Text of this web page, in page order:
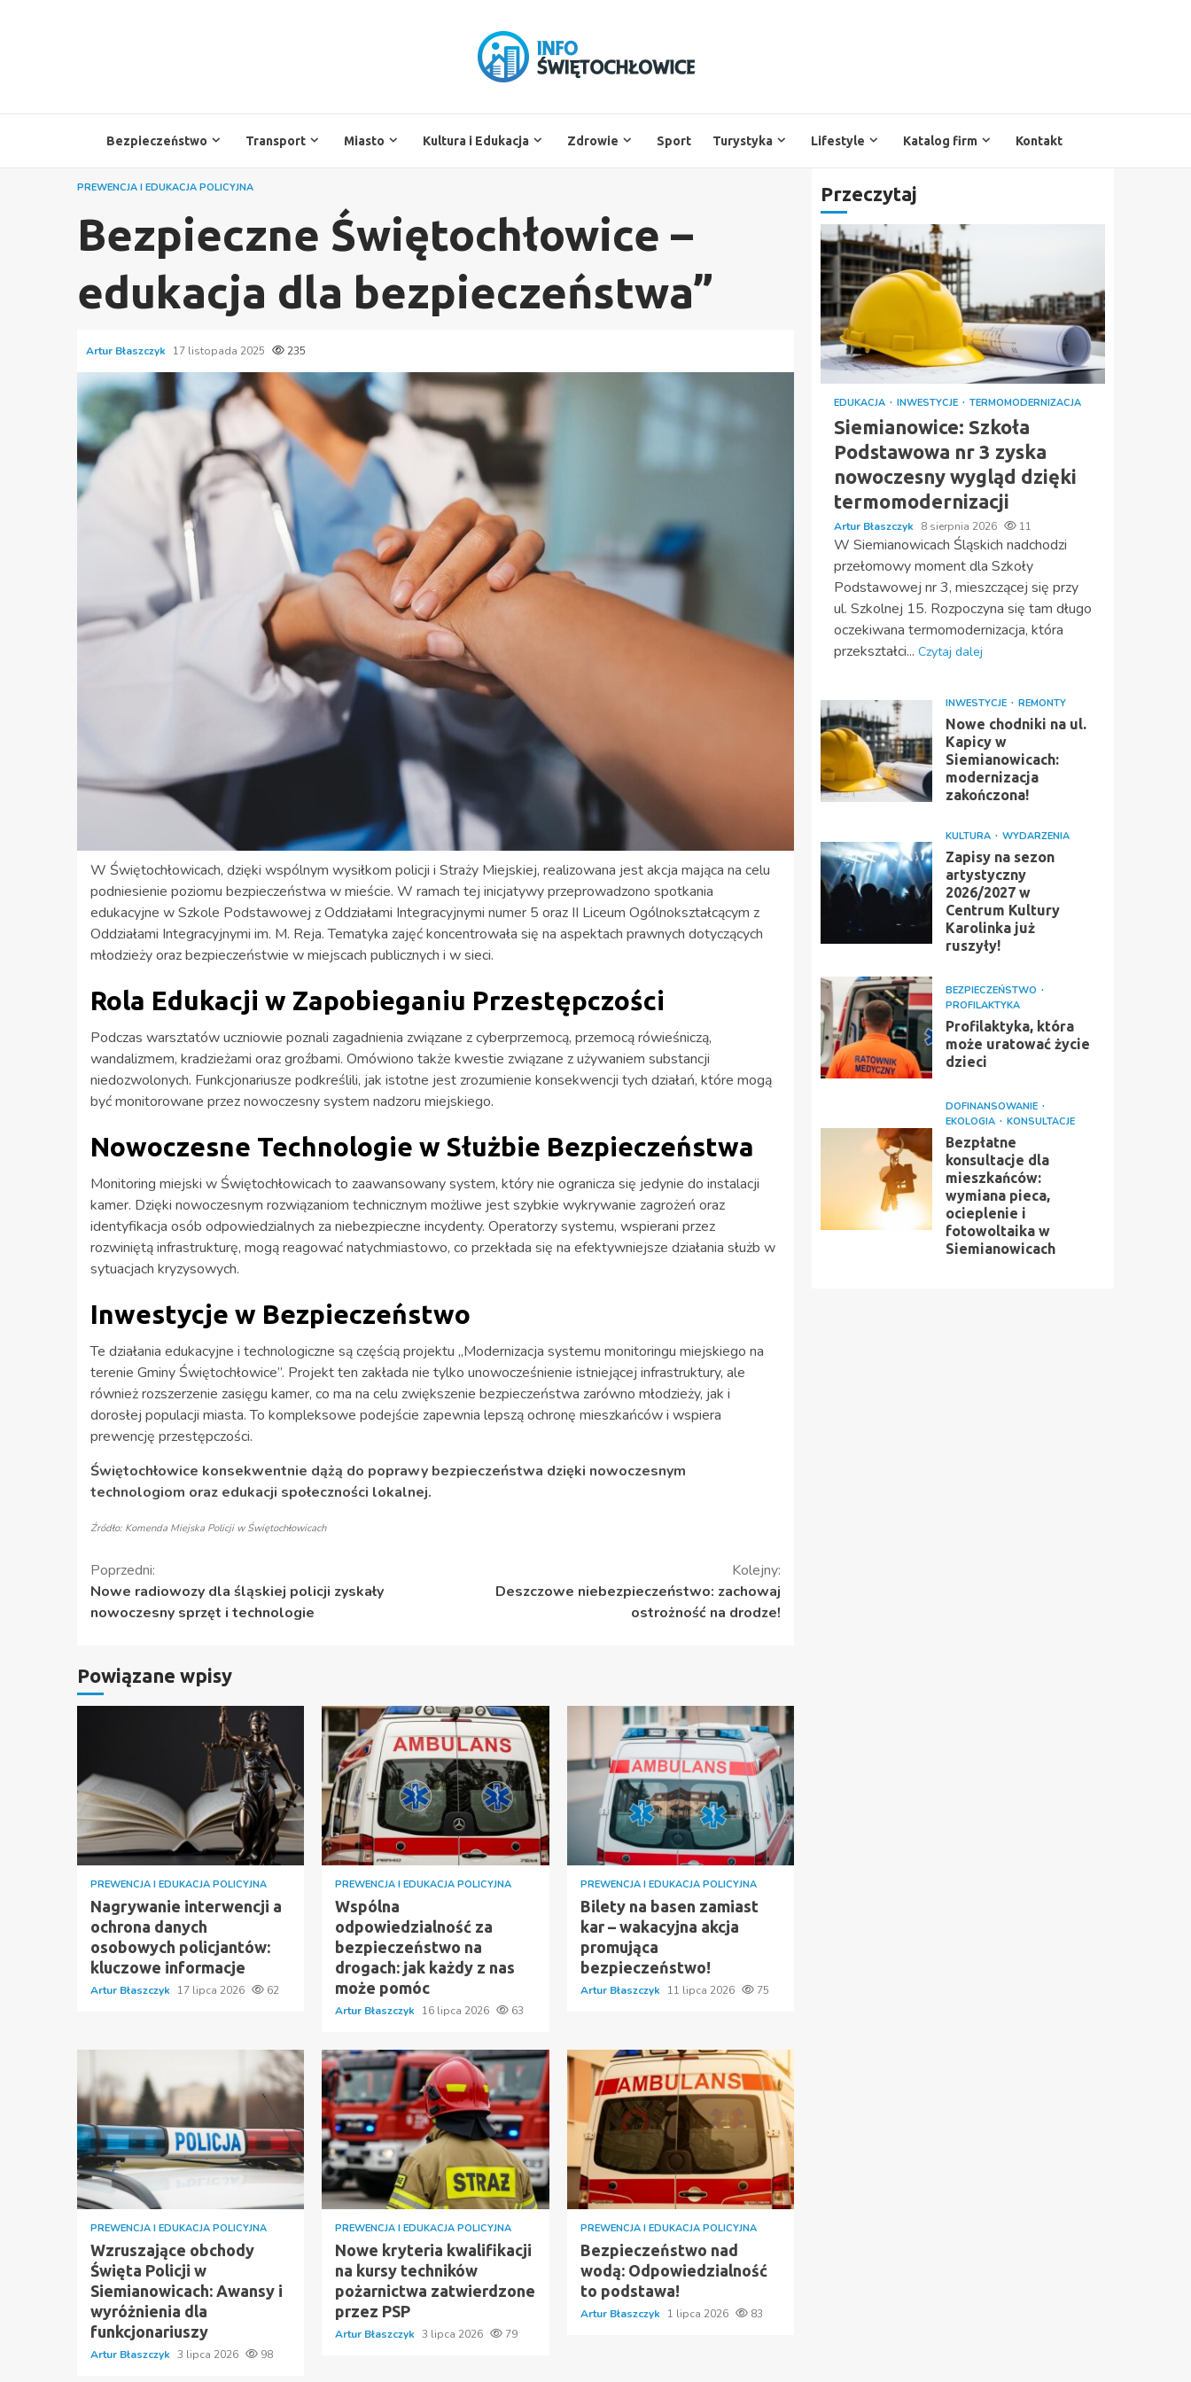
Bezpieczeństwo Transport Miasto Kultura i Edukacja Zdrowie Sport Turystyka Lifestyle Katalog firm Kontakt
PREWENCJA I EDUKACJA POLICYJNA
Bezpieczne Świętochłowice –
edukacja dla bezpieczeństwa”
Artur Błaszczyk 17 listopada 2025 235
W Świętochłowicach, dzięki wspólnym wysiłkom policji i Straży Miejskiej, realizowana jest akcja mająca na celu
podniesienie poziomu bezpieczeństwa w mieście. W ramach tej inicjatywy przeprowadzono spotkania
edukacyjne w Szkole Podstawowej z Oddziałami Integracyjnymi numer 5 oraz II Liceum Ogólnokształcącym z
Oddziałami Integracyjnymi im. M. Reja. Tematyka zajęć koncentrowała się na aspektach prawnych dotyczących
młodzieży oraz bezpieczeństwie w miejscach publicznych i w sieci.
Rola Edukacji w Zapobieganiu Przestępczości
Podczas warsztatów uczniowie poznali zagadnienia związane z cyberprzemocą, przemocą rówieśniczą,
wandalizmem, kradzieżami oraz groźbami. Omówiono także kwestie związane z używaniem substancji
niedozwolonych. Funkcjonariusze podkreślili, jak istotne jest zrozumienie konsekwencji tych działań, które mogą
być monitorowane przez nowoczesny system nadzoru miejskiego.
Nowoczesne Technologie w Służbie Bezpieczeństwa
Monitoring miejski w Świętochłowicach to zaawansowany system, który nie ogranicza się jedynie do instalacji
kamer. Dzięki nowoczesnym rozwiązaniom technicznym możliwe jest szybkie wykrywanie zagrożeń oraz
identyfikacja osób odpowiedzialnych za niebezpieczne incydenty. Operatorzy systemu, wspierani przez
rozwiniętą infrastrukturę, mogą reagować natychmiastowo, co przekłada się na efektywniejsze działania służb w
sytuacjach kryzysowych.
Inwestycje w Bezpieczeństwo
Te działania edukacyjne i technologiczne są częścią projektu „Modernizacja systemu monitoringu miejskiego na
terenie Gminy Świętochłowice”. Projekt ten zakłada nie tylko unowocześnienie istniejącej infrastruktury, ale
również rozszerzenie zasięgu kamer, co ma na celu zwiększenie bezpieczeństwa zarówno młodzieży, jak i
dorosłej populacji miasta. To kompleksowe podejście zapewnia lepszą ochronę mieszkańców i wspiera
prewencję przestępczości.
Świętochłowice konsekwentnie dążą do poprawy bezpieczeństwa dzięki nowoczesnym
technologiom oraz edukacji społeczności lokalnej.
Źródło: Komenda Miejska Policji w Świętochłowicach
Kontynuuj
czytanie
Poprzedni:
Nowe radiowozy dla śląskiej policji zyskały
nowoczesny sprzęt i technologie
Kolejny:
Deszczowe niebezpieczeństwo: zachowaj
ostrożność na drodze!
Powiązane wpisy
PREWENCJA I EDUKACJA POLICYJNA
Nagrywanie interwencji a
ochrona danych
osobowych policjantów:
kluczowe informacje
Artur Błaszczyk 17 lipca 2026 62
PREWENCJA I EDUKACJA POLICYJNA
Wspólna
odpowiedzialność za
bezpieczeństwo na
drogach: jak każdy z nas
może pomóc
Artur Błaszczyk 16 lipca 2026 63
PREWENCJA I EDUKACJA POLICYJNA
Bilety na basen zamiast
kar – wakacyjna akcja
promująca
bezpieczeństwo!
Artur Błaszczyk 11 lipca 2026 75
PREWENCJA I EDUKACJA POLICYJNA
Wzruszające obchody
Święta Policji w
Siemianowicach: Awansy i
wyróżnienia dla
funkcjonariuszy
Artur Błaszczyk 3 lipca 2026 98
PREWENCJA I EDUKACJA POLICYJNA
Nowe kryteria kwalifikacji
na kursy techników
pożarnictwa zatwierdzone
przez PSP
Artur Błaszczyk 3 lipca 2026 79
PREWENCJA I EDUKACJA POLICYJNA
Bezpieczeństwo nad
wodą: Odpowiedzialność
to podstawa!
Artur Błaszczyk 1 lipca 2026 83
Przeczytaj
EDUKACJA INWESTYCJE TERMOMODERNIZACJA
Siemianowice: Szkoła
Podstawowa nr 3 zyska
nowoczesny wygląd dzięki
termomodernizacji
Artur Błaszczyk 8 sierpnia 2026 11
W Siemianowicach Śląskich nadchodzi
przełomowy moment dla Szkoły
Podstawowej nr 3, mieszczącej się przy
ul. Szkolnej 15. Rozpoczyna się tam długo
oczekiwana termomodernizacja, która
przekształci... Czytaj dalej
INWESTYCJE REMONTY
Nowe chodniki na ul.
Kapicy w
Siemianowicach:
modernizacja
zakończona!
KULTURA WYDARZENIA
Zapisy na sezon
artystyczny
2026/2027 w
Centrum Kultury
Karolinka już
ruszyły!
BEZPIECZEŃSTWO
PROFILAKTYKA
Profilaktyka, która
może uratować życie
dzieci
DOFINANSOWANIE
EKOLOGIA
KONSULTACJE
Bezpłatne
konsultacje dla
mieszkańców:
wymiana pieca,
ocieplenie i
fotowoltaika w
Siemianowicach